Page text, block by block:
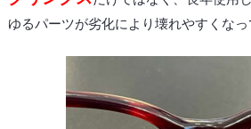
ゆるパーツが劣化により壊れやすくなっ